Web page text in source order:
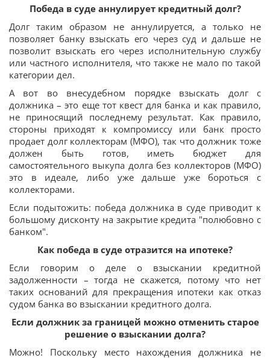
Победа в суде аннулирует кредитный долг?
Долг таким образом не аннулируется, а только не
позволяет банку взыскать его через суд и дальше не
позволит взыскать его через исполнительную службу
или частного исполнителя, что также не мало по такой
категории дел.
А вот во внесудебном порядке взыскать долг с
должника – это еще тот квест для банка и как правило,
не приносящий последнему результат. Как правило,
стороны приходят к компромиссу или банк просто
продает долг коллекторам (МФО), так что должник тоже
должен быть готов, иметь бюджет для
самостоятельного выкупа долга без коллекторов (МФО)
это в идеале, либо уже дальше уже бороться с
коллекторами.
Если подытожить: победа должника в суде приводит к
большому дисконту на закрытие кредита "полюбовно с
банком".
Как победа в суде отразится на ипотеке?
Если говорим о деле о взыскании кредитной
задолженности – тогда не скажется, потому что нет
таких оснований для прекращения ипотеки как отказ
судом банка во взыскании кредитного долга.
Если должник за границей можно отменить старое
решение о взыскании долга?
Можно! Поскольку место нахождения должника не